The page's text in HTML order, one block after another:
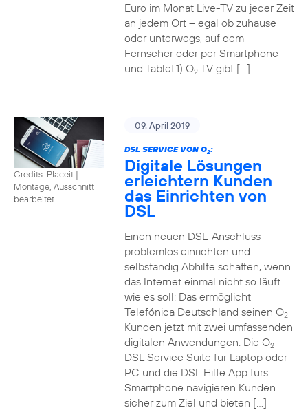
Euro im Monat Live-TV zu jeder Zeit
an jedem Ort – egal ob zuhause
oder unterwegs, auf dem
Fernseher oder per Smartphone
und Tablet.1) O2TV gibt […]
Credits: Placeit |
Montage, Ausschnitt
bearbeitet
09. April 2019
DSL SERVICE VON O2:
Digitale Lösungen
erleichtern Kunden
das Einrichten von
DSL
Einen neuen DSL-Anschluss
problemlos einrichten und
selbständig Abhilfe schaffen, wenn
das Internet einmal nicht so läuft
wie es soll: Das ermöglicht
Telefónica Deutschland seinen O2
Kunden jetzt mit zwei umfassenden
digitalen Anwendungen. Die O2
DSL Service Suite für Laptop oder
PC und die DSL Hilfe App fürs
Smartphone navigieren Kunden
sicher zum Ziel und bieten […]